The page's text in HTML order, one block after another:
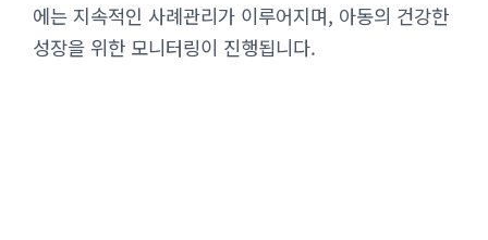
에는 지속적인 사례관리가 이루어지며, 아동의 건강한
성장을 위한 모니터링이 진행됩니다.